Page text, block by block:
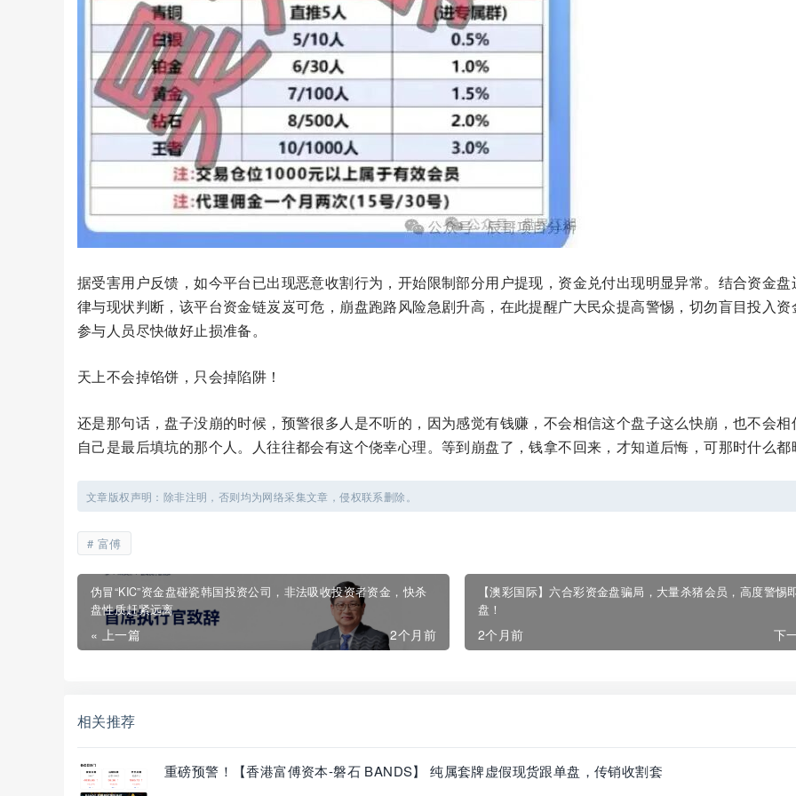
据受害用户反馈，如今平台已出现恶意收割行为，开始限制部分用户提现，资金兑付出现明显异常。结合资金盘
律与现状判断，该平台资金链岌岌可危，崩盘跑路风险急剧升高，在此提醒广大民众提高警惕，切勿盲目投入资
参与人员尽快做好止损准备。
天上不会掉馅饼，只会掉陷阱！
还是那句话，盘子没崩的时候，预警很多人是不听的，因为感觉有钱赚，不会相信这个盘子这么快崩，也不会相
自己是最后填坑的那个人。人往往都会有这个侥幸心理。等到崩盘了，钱拿不回来，才知道后悔，可那时什么都
文章版权声明：除非注明，否则均为网络采集文章，侵权联系删除。
富傅
伪冒“KIC”资金盘碰瓷韩国投资公司，非法吸收投资者资金，快杀
盘性质赶紧远离
« 上一篇 2个月前
【澳彩国际】六合彩资金盘骗局，大量杀猪会员，高度警惕
盘！
下
2个月前
相关推荐
重磅预警！【香港富傅资本-磐石 BANDS】 纯属套牌虚假现货跟单盘，传销收割套